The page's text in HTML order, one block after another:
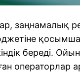
заңнамалық
береді.
операторлар